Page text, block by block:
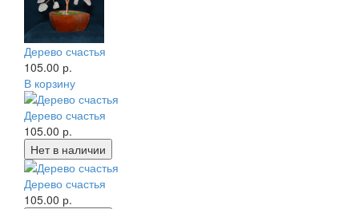
Дерево счастья
105.00 р.
В корзину
Дерево счастья
105.00 р.
Дерево счастья
105.00 р.